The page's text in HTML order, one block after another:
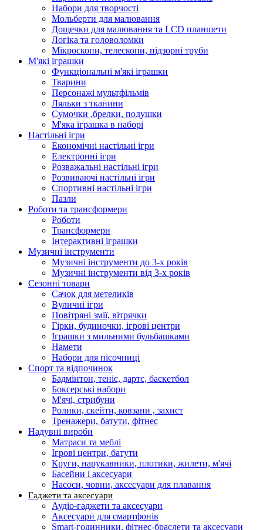
Набори для творчості
Мольберти для малювання
Дощечки для малювання та LCD планшети
Логіка та головоломки
Мікроскопи, телескопи, підзорні труби
М'які іграшки
Функціональні м'які іграшки
Тварини
Персонажі мультфільмів
Ляльки з тканини
Сумочки ,брелки, подушки
М'яка іграшка в наборі
Настільні ігри
Економічні настільні ігри
Електронні ігри
Розважальні настільні ігри
Розвиваючі настільні ігри
Спортивні настільні ігри
Пазли
Роботи та трансформери
Роботи
Трансформери
Інтерактивні іграшки
Музичні інструменти
Музичні інструменти до 3-х років
Музичні інструменти від 3-х років
Сезонні товари
Сачок для метеликів
Вуличні ігри
Повітряні змії, вітрячки
Гірки, будиночки, ігрові центри
Іграшки з мильними бульбашками
Намети
Набори для пісочниці
Спорт та відпочинок
Бадмінтон, теніс, дартс, баскетбол
Боксерські набори
М'ячі, стрибуни
Ролики, скейти, ковзани , захист
Тренажери, батути, фітнес
Надувні вироби
Матраси та меблі
Ігрові центри, батути
Круги, нарукавники, плотики, жилети, м'ячі
Басейни і аксесуари
Насоси, човни, аксесуари для плавання
Гаджети та аксесуари
Аудіо-гаджети та аксесуари
Аксесуари для смартфонів
Smart-годинники, фітнес-браслети та аксесуари